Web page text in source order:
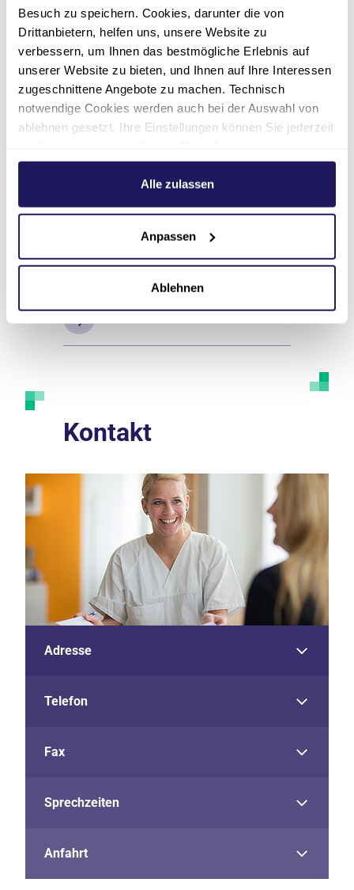
Besuch zu speichern. Cookies, darunter die von
Drittanbietern, helfen uns, unsere Website zu
verbessern, um Ihnen das bestmögliche Erlebnis auf
unserer Website zu bieten, und Ihnen auf Ihre Interessen
zugeschnittene Angebote zu machen. Technisch
notwendige Cookies werden auch bei der Auswahl von
ablehnen gesetzt. Ihre Einstellungen können Sie jederzeit
Weitere Informationen hierzu finden Sie in unserer
.
Alle zulassen
Anpassen
Ablehnen
Waldkrankenhaus | Spandau
(Seeburger Straße 9)
Fachärztin für Innere Medizin
Schwerpunkt: Gastroenterologie,
Notfallmedizin und Ernährungsmedizin
möglich.
030 4220683-0300
gastroenterologie.mvz-
spandau(at)jsd.de
030 4220683-0309
Kontakt
Adresse
Telefon
Fax
Sprechzeiten
Anfahrt